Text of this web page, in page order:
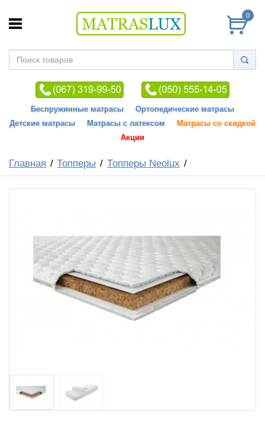
0
Беспружинные матрасы
Ортопедические матрасы
Детские матрасы
Матрасы с латексом
Матрасы со скидкой
Акции
Главная Топперы Топперы Neolux